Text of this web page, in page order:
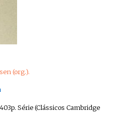
(org.).
Série (Clássicos Cambridge